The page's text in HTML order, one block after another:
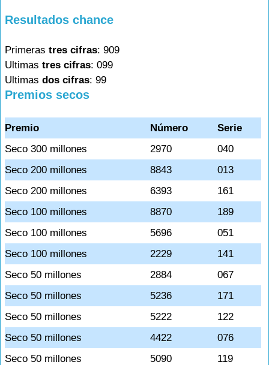
Resultados chance
Primeras tres cifras: 909
Ultimas tres cifras: 099
Ultimas dos cifras: 99
Premios secos
Premio Número
Serie
Seco 300 millones
2970
040
Seco 200 millones
8843
013
Seco 200 millones
6393
161
Seco 100 millones
8870
189
Seco 100 millones
5696
051
Seco 100 millones
2229
141
Seco 50 millones
2884
067
Seco 50 millones
5236
171
Seco 50 millones
5222
122
Seco 50 millones
4422
076
Seco 50 millones
5090
119